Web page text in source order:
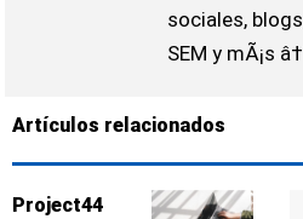
sociales,
SEM y mÃ¡s
Artículos relacionados
Project44